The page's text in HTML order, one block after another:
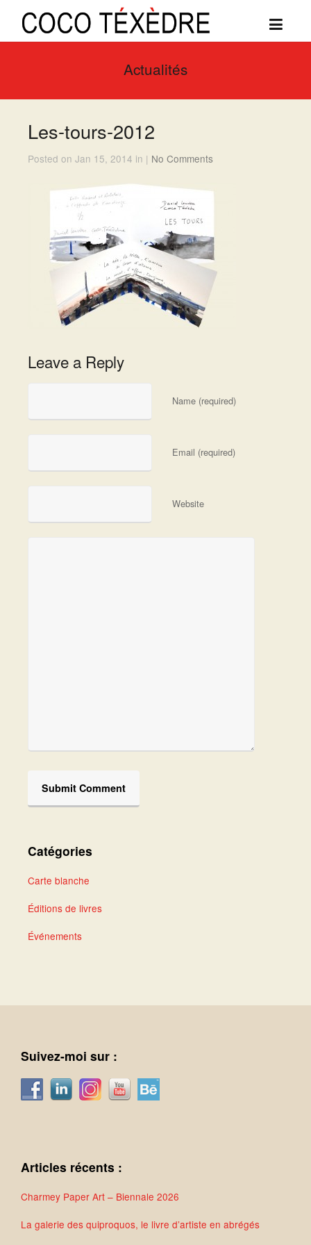
Actualités
Les-tours-2012
Posted on Jan 15, 2014 in | No Comments
Leave a Reply
Name (required)
Email (required)
Website
Catégories
Carte blanche
Éditions de livres
Événements
Suivez-moi sur :
Articles récents :
Charmey Paper Art – Biennale 2026
La galerie des quiproquos, le livre d’artiste en abrégés